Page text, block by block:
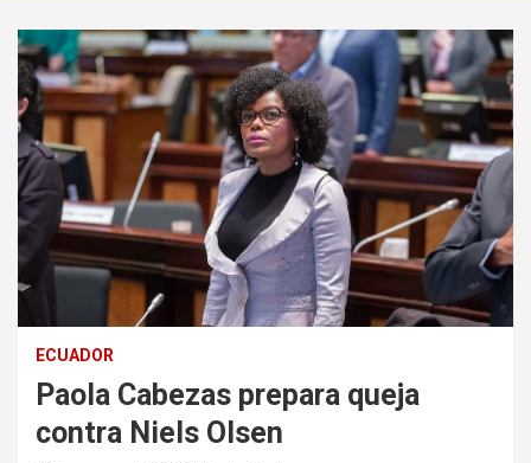
ECUADOR
Paola Cabezas prepara queja
contra Niels Olsen